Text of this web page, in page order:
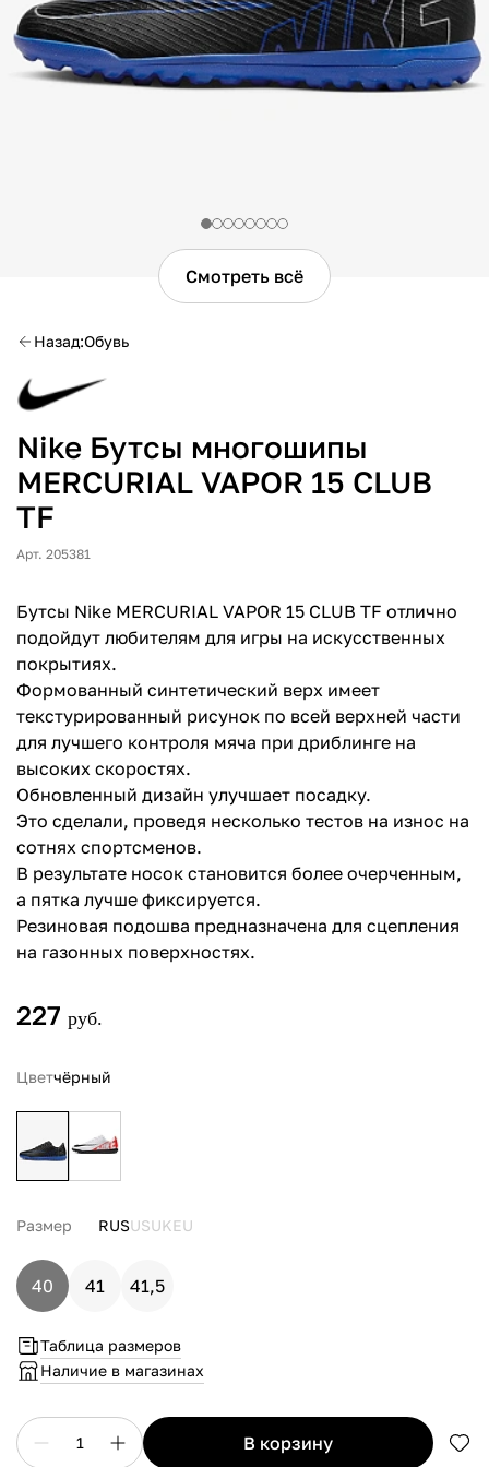
Смотреть всё
Назад Обувь
Nike Бутсы многошипы
MERCURIAL VAPOR 15 CLUB
TF
Арт. 205381
Бутсы Nike MERCURIAL VAPOR 15 CLUB TF отлично
подойдут любителям для игры на искусственных
покрытиях.
Формованный синтетический верх имеет
текстурированный рисунок по всей верхней части
для лучшего контроля мяча при дриблинге на
высоких скоростях.
Обновленный дизайн улучшает посадку.
Это сделали, проведя несколько тестов на износ на
сотнях спортсменов.
В результате носок становится более очерченным,
а пятка лучше фиксируется.
Резиновая подошва предназначена для сцепления
на газонных поверхностях.
227 руб.
Цветчёрный
Размер RUSUSUKEU
40 41 41,5
Таблица размеров
Наличие в магазинах
1 в корзину